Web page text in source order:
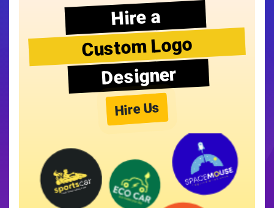
Hire a
Custom Logo
Designer
Hire Us